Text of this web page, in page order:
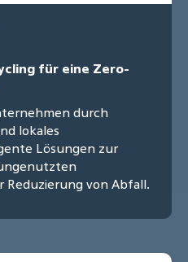
für eine Zero-
durch
lokales
Lösungen zur
Reduzierung von Abfall.